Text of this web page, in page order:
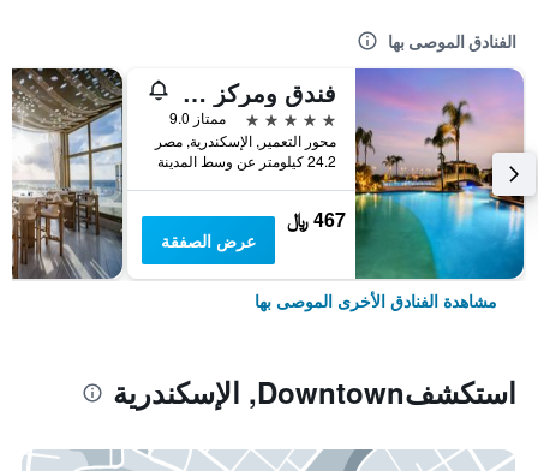
الفنادق الموصى بها
فندق ومركز مؤتمرات راديسون بلو، الإسكندرية
5 نجوم
ممتاز 9.0
محور التعمير, الإسكندرية, مصر
24.2 كيلومتر عن وسط المدينة
467 ﷼
عرض الصفقة
مشاهدة الفنادق الأخرى الموصى بها
استكشفDowntown, الإسكندرية